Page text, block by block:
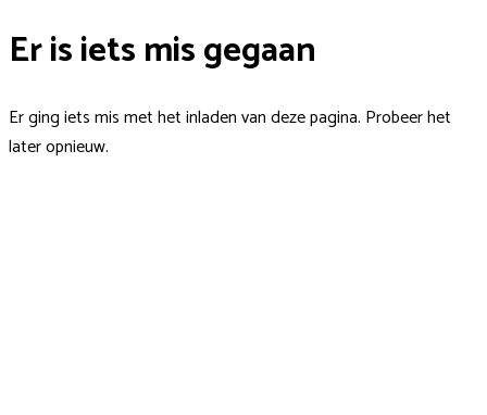
Er is iets mis gegaan
Er ging iets mis met het inladen van deze pagina. Probeer het
later opnieuw.